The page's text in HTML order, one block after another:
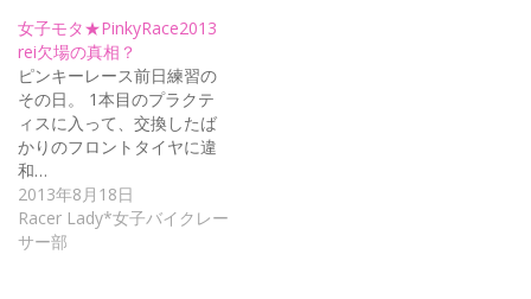
女子モタ★PinkyRace2013
rei欠場の真相？
ピンキーレース前日練習の
その日。 1本目のプラクテ
ィスに入って、交換したば
かりのフロントタイヤに違
和…
2013年8月18日
Racer Lady*女子バイクレー
サー部